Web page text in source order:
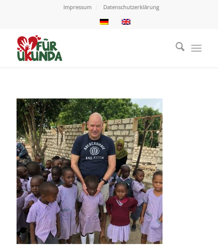
Impressum Datenschutzerklärung